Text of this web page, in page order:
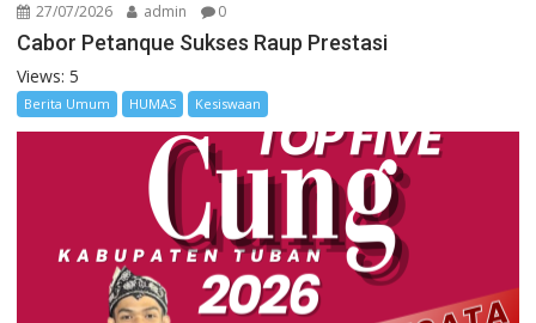
27/07/2026 admin 0
Cabor Petanque Sukses Raup Prestasi
Views: 5
Berita Umum HUMAS Kesiswaan